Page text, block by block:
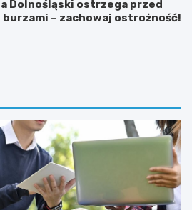
Dolnośląski ostrzega przed
burzami – zachowaj ostrożność!